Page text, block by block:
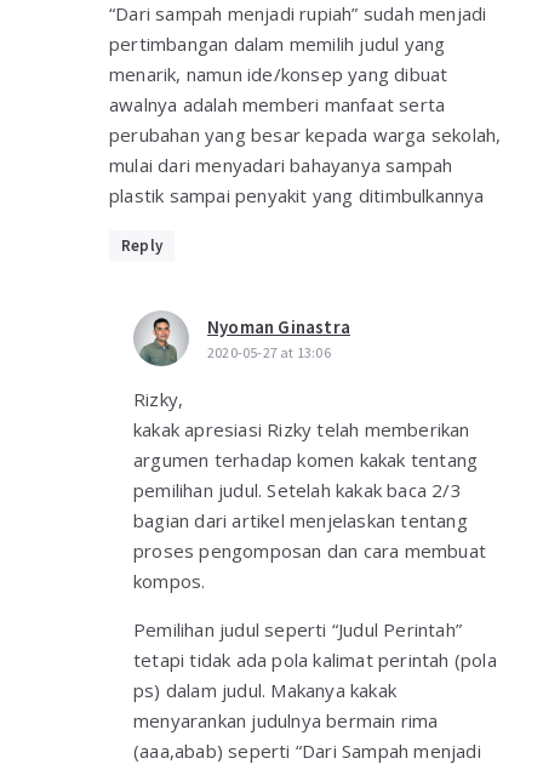
“Dari sampah menjadi rupiah” sudah menjadi
pertimbangan dalam memilih judul yang
menarik, namun ide/konsep yang dibuat
awalnya adalah memberi manfaat serta
perubahan yang besar kepada warga sekolah,
mulai dari menyadari bahayanya sampah
plastik sampai penyakit yang ditimbulkannya
Reply
Nyoman Ginastra
2020-05-27 at 13:06
Rizky,
kakak apresiasi Rizky telah memberikan
argumen terhadap komen kakak tentang
pemilihan judul. Setelah kakak baca 2/3
bagian dari artikel menjelaskan tentang
proses pengomposan dan cara membuat
kompos.
Pemilihan judul seperti “Judul Perintah”
tetapi tidak ada pola kalimat perintah (pola
ps) dalam judul. Makanya kakak
menyarankan judulnya bermain rima
(aaa,abab) seperti “Dari Sampah menjadi